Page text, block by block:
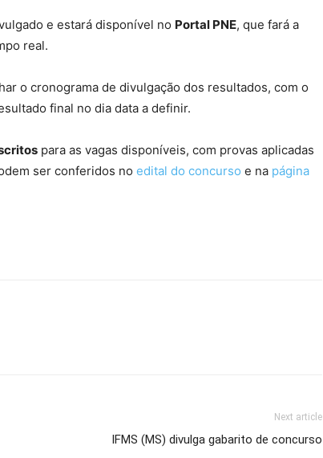
e estará disponível no Portal PNE, que fará a
real.
o cronograma de divulgação dos resultados, com o
final no dia data a definir.
para as vagas disponíveis, com provas aplicadas
ser conferidos no edital do concurso e na página
Next article
IFMS (MS) divulga gabarito de concurso